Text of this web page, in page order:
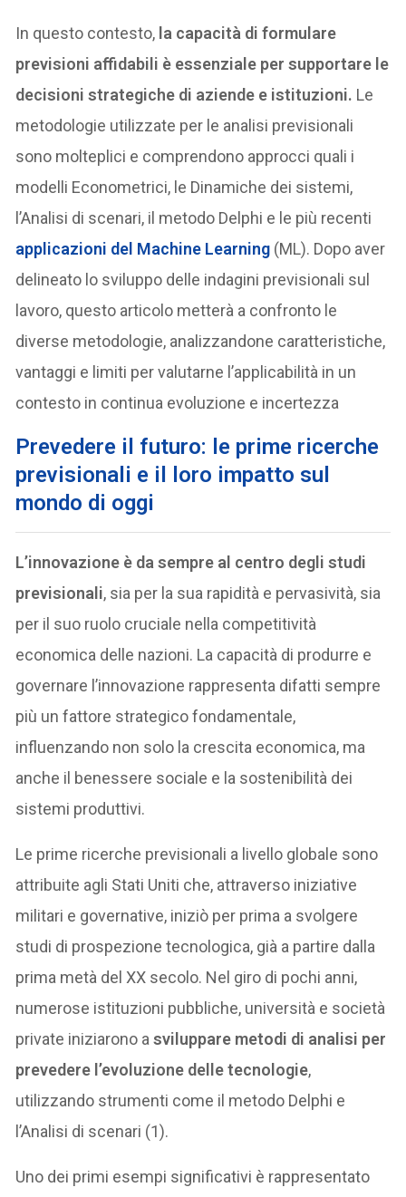
In questo contesto, la capacità di formulare
previsioni affidabili è essenziale per supportare le
decisioni strategiche di aziende e istituzioni. Le
metodologie utilizzate per le analisi previsionali
sono molteplici e comprendono approcci quali i
modelli Econometrici, le Dinamiche dei sistemi,
l’Analisi di scenari, il metodo Delphi e le più recenti
applicazioni del Machine Learning (ML). Dopo aver
delineato lo sviluppo delle indagini previsionali sul
lavoro, questo articolo metterà a confronto le
diverse metodologie, analizzandone caratteristiche,
vantaggi e limiti per valutarne l’applicabilità in un
contesto in continua evoluzione e incertezza
Prevedere il futuro: le prime ricerche
previsionali e il loro impatto sul
mondo di oggi
L’innovazione è da sempre al centro degli studi
previsionali, sia per la sua rapidità e pervasività, sia
per il suo ruolo cruciale nella competitività
economica delle nazioni. La capacità di produrre e
governare l’innovazione rappresenta difatti sempre
più un fattore strategico fondamentale,
influenzando non solo la crescita economica, ma
anche il benessere sociale e la sostenibilità dei
sistemi produttivi.
Le prime ricerche previsionali a livello globale sono
attribuite agli Stati Uniti che, attraverso iniziative
militari e governative, iniziò per prima a svolgere
studi di prospezione tecnologica, già a partire dalla
prima metà del XX secolo. Nel giro di pochi anni,
numerose istituzioni pubbliche, università e società
private iniziarono asviluppare metodi di analisi per
prevedere l’evoluzione delle tecnologie,
utilizzando strumenti come il metodo Delphi e
l’Analisi di scenari (1).
Uno dei primi esempi significativi è rappresentato